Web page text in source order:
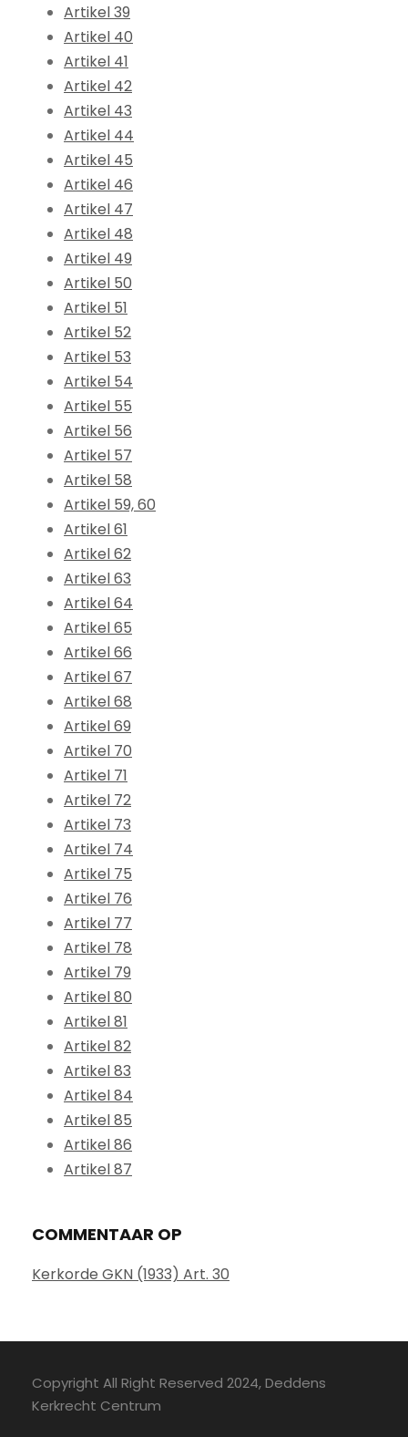
Artikel 39
Artikel 40
Artikel 41
Artikel 42
Artikel 43
Artikel 44
Artikel 45
Artikel 46
Artikel 47
Artikel 48
Artikel 49
Artikel 50
Artikel 51
Artikel 52
Artikel 53
Artikel 54
Artikel 55
Artikel 56
Artikel 57
Artikel 58
Artikel 59, 60
Artikel 61
Artikel 62
Artikel 63
Artikel 64
Artikel 65
Artikel 66
Artikel 67
Artikel 68
Artikel 69
Artikel 70
Artikel 71
Artikel 72
Artikel 73
Artikel 74
Artikel 75
Artikel 76
Artikel 77
Artikel 78
Artikel 79
Artikel 80
Artikel 81
Artikel 82
Artikel 83
Artikel 84
Artikel 85
Artikel 86
Artikel 87
COMMENTAAR OP
Kerkorde GKN (1933) Art. 30
Copyright All Right Reserved 2024, Deddens
Kerkrecht Centrum